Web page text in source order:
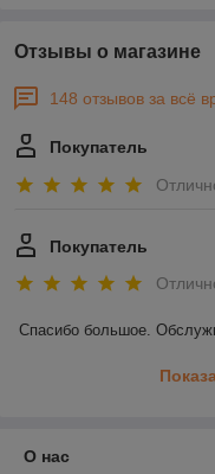
Отзывы о магазине
148 отзывов за всё
Покупатель
Покупатель
Спасибо большое.
О нас